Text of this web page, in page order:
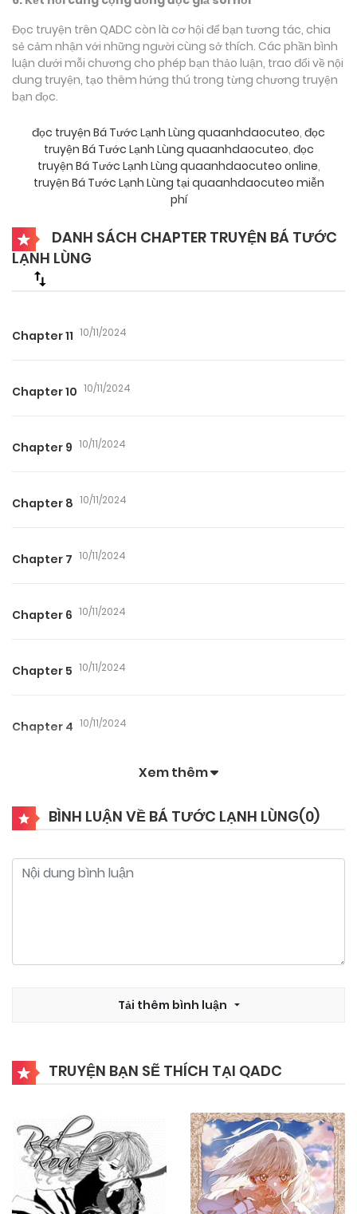
Đọc truyện trên QADC còn là cơ hội để bạn tương tác, chia
sẻ cảm nhận với những người cùng sở thích. Các phần bình
luận dưới mỗi chương cho phép bạn thảo luận, trao đổi về nội
dung truyện, tạo thêm hứng thú trong từng chương truyện
bạn đọc.
đọc truyện Bá Tước Lạnh Lùng quaanhdaocuteo, đọc
truyện Bá Tước Lạnh Lùng quaanhdaocuteo, đọc
truyện Bá Tước Lạnh Lùng quaanhdaocuteo online,
truyện Bá Tước Lạnh Lùng tại quaanhdaocuteo miễn
phí
DANH SÁCH CHAPTER TRUYỆN BÁ TƯỚC
LẠNH LÙNG
Chapter 11 10/11/2024
Chapter 10 10/11/2024
Chapter 9 10/11/2024
Chapter 8 10/11/2024
Chapter 7 10/11/2024
Chapter 6 10/11/2024
Chapter 5 10/11/2024
Chapter 4 10/11/2024
Xem thêm
BÌNH LUẬN VỀ BÁ TƯỚC LẠNH LÙNG(0)
Tải thêm bình luận
TRUYỆN BẠN SẼ THÍCH TẠI QADC